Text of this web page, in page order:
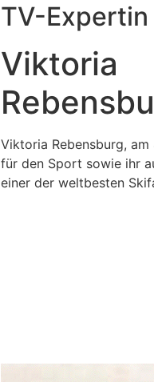
TV-Expertin
Viktoria
Viktoria Rebensburg,
für den Sport sowie ihr
einer der weltbesten